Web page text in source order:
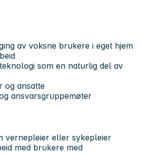
av voksne brukere i eget hjem
som en naturlig del av
og ansatte
ansvarsgruppemøter
vernepleier eller sykepleier
med brukere med